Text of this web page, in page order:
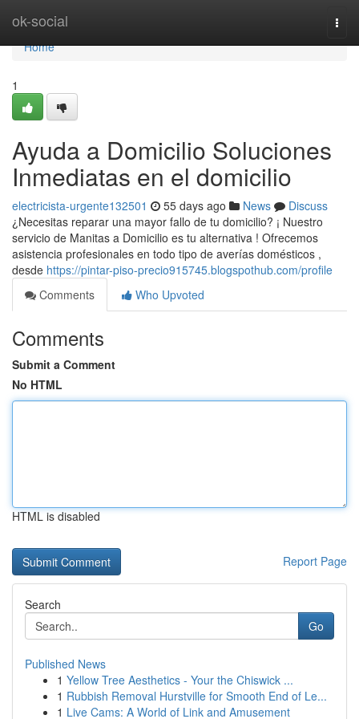
ok-social
Home
Home
1
Ayuda a Domicilio Soluciones
Inmediatas en el domicilio
electricista-urgente132501 55 days ago News
Discuss
¿Necesitas reparar una mayor fallo de tu domicilio? ¡ Nuestro
servicio de Manitas a Domicilio es tu alternativa ! Ofrecemos
asistencia profesionales en todo tipo de averías domésticos ,
desde https://pintar-piso-precio915745.blogspothub.com/profile
Comments
Who Upvoted
Comments
Submit a Comment
No HTML
HTML is disabled
Report Page
Search
Go
Published News
1 Yellow Tree Aesthetics - Your the Chiswick ...
1 Rubbish Removal Hurstville for Smooth End of Le...
1 Live Cams: A World of Link and Amusement